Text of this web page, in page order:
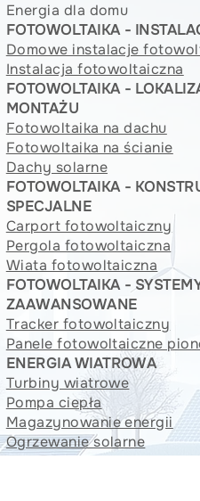
Energia dla domu
FOTOWOLTAIKA -
Domowe instalacje
Instalacja fotowoltaiczna
FOTOWOLTAIKA -
MONTAŻU
Fotowoltaika na dachu
Fotowoltaika na ścianie
Dachy solarne
FOTOWOLTAIKA -
SPECJALNE
Carport fotowoltaiczny
Pergola fotowoltaiczna
Wiata fotowoltaiczna
FOTOWOLTAIKA -
ZAAWANSOWANE
Tracker fotowoltaiczny
Panele fotowoltaiczne
ENERGIA WIATROWA
Turbiny wiatrowe
Pompa ciepła
Magazynowanie energii
Ogrzewanie solarne